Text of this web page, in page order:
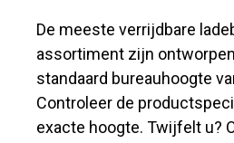
De meeste verrijdbare
assortiment zijn
standaard bureauhoogte
Controleer de
exacte hoogte. Twijfelt u?